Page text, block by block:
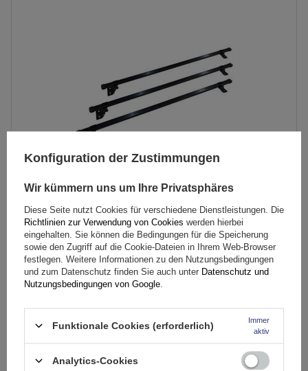
Mont Blanc Pro Rack 308 Dachgepäckträger
174,99 €inkl. MwSt
Große Menge verfügbar Wir versenden schon am
Warenkorb
Konfiguration der Zustimmungen
Wir kümmern uns um Ihre Privatsphäres
Diese Seite nutzt Cookies für verschiedene Dienstleistungen. Die
Richtlinien zur Verwendung von Cookies werden hierbei
eingehalten. Sie können die Bedingungen für die Speicherung
sowie den Zugriff auf die Cookie-Dateien in Ihrem Web-Browser
festlegen. Weitere Informationen zu den Nutzungsbedingungen
und zum Datenschutz finden Sie auch unter Datenschutz und
Nutzungsbedingungen von Google
Funktionale Cookies (erforderlich)
Immer
aktiv
Analytics-Cookies